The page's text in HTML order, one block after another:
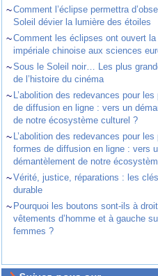
~Comment l’éclipse permettra
Soleil dévier la lumière des étoiles
~Comment les éclipses ont ouvert la
impériale chinoise aux sciences
~Sous le Soleil noir… Les plus
de l’histoire du cinéma
~ L’abolition des redevances pour
de diffusion en ligne : vers un
de notre écosystème culturel ?
~ L’abolition des redevances pour les
formes de diffusion en ligne : vers
démantèlement de notre
~Vérité, justice, réparations : les clés
durable
~ Pourquoi les boutons sont-ils à
vêtements d’homme et à gauche
femmes ?